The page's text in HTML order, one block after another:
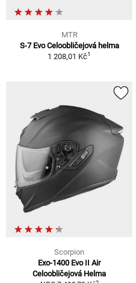
MTR
S-7 Evo Celoobličejová helma
1 208,01 Kč1
Scorpion
Exo-1400 Evo II Air
Celoobličejová Helma